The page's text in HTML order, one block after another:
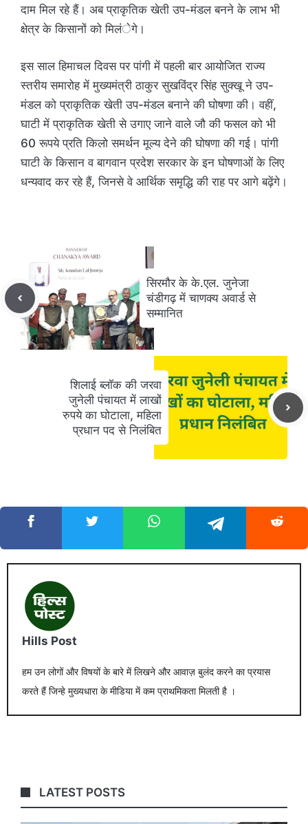
दाम मिल रहे हैं। अब प्राकृतिक खेती उप-मंडल बनने के लाभ भी
क्षेत्र के किसानों को मिलंेगे।
इस साल हिमाचल दिवस पर पांगी में पहली बार आयोजित राज्य
स्तरीय समारोह में मुख्यमंत्री ठाकुर सुखविंद्र सिंह सुक्खू ने उप-
मंडल को प्राकृतिक खेती उप-मंडल बनाने की घोषणा की। वहीं,
घाटी में प्राकृतिक खेती से उगाए जाने वाले जौ की फसल को भी
60 रूपये प्रति किलो समर्थन मूल्य देने की घोषणा की गई। पांगी
घाटी के किसान व बागवान प्रदेश सरकार के इन घोषणाओं के लिए
धन्यवाद कर रहे हैं, जिनसे वे आर्थिक समृद्धि की राह पर आगे बढ़ेंगे।
सिरमौर के के.एल. जुनेजा
चंडीगढ़ में चाणक्य अवार्ड से
सम्मानित
शिलाई ब्लॉक की जरवा
जुनेली पंचायत में लाखों
रुपये का घोटाला, महिला
प्रधान पद से निलंबित
Hills Post
हम उन लोगों और विषयों के बारे में लिखने और आवाज़ बुलंद करने का प्रयास
करते हैं जिन्हे मुख्यधारा के मीडिया में कम प्राथमिकता मिलती है ।
LATEST POSTS